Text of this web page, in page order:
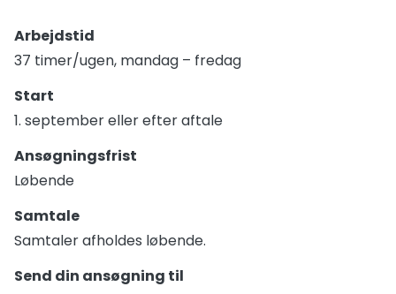
Arbejdstid
37 timer/ugen, mandag – fredag
Start
1. september eller efter aftale
Ansøgningsfrist
Løbende
Samtale
Samtaler afholdes løbende.
Send din ansøgning til